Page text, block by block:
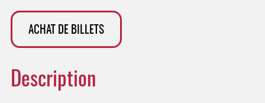
ACHAT DE BILLETS
Description